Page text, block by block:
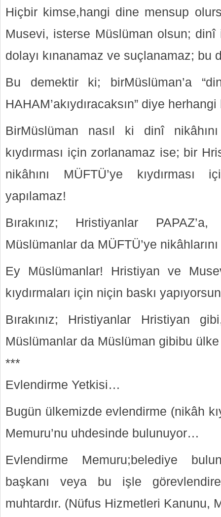
Hiçbir kimse,hangi dine mensup
Musevi, isterse Müslüman olsun;
dolayı kınanamaz ve suçlanamaz; bu
Bu demektir ki; birMüslüman’a
HAHAM’akıydıracaksın” diye
BirMüslüman nasıl ki dinî
kıydırması için zorlanamaz ise; bir
nikâhını MÜFTÜ’ye kıydırması
yapılamaz!
Bırakınız; Hristiyanlar
Müslümanlar da MÜFTÜ’ye nikâhlarını
Ey Müslümanlar! Hristiyan ve
kıydırmaları için niçin baskı
Bırakınız; Hristiyanlar Hristiyan
Müslümanlar da Müslüman gibibu
***
Evlendirme Yetkisi…
Bugün ülkemizde evlendirme (nikâh
Memuru’nu uhdesinde bulunuyor…
Evlendirme Memuru;belediye
başkanı veya bu işle
muhtardır. (Nüfus Hizmetleri Kanunu,